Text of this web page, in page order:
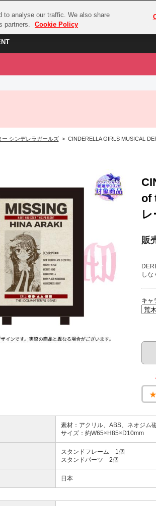
プレミ
EVENT
ASOBI STAGEラブライブ！サンシャイン‼
ラブライブ！虹ヶ咲学園スクールアイ
モフモフパレード
ー シンデレラガールズ> CINDERELLA GIRLS MUSICAL
of
レ
販
しな
キャ
素材：アクリル、ABS、ネオジム
サイズ：約W65×H85×D10mm
スタンドフレーム 1個
スタンドパーツ 2個
日本
to analyse our traffic. We also share
partners.
Cookie Policy